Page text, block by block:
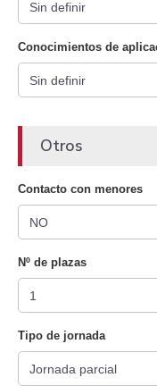
Conocimientos de
Otros
Contacto con menores
Nº de plazas
Tipo de jornada